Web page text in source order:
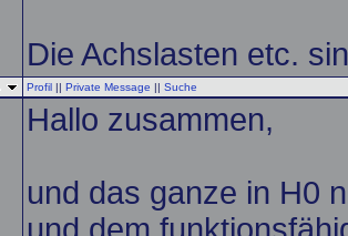
Die Achslasten etc.
Profil || Private Message || Suche
Hallo zusammen,
und das ganze in H0